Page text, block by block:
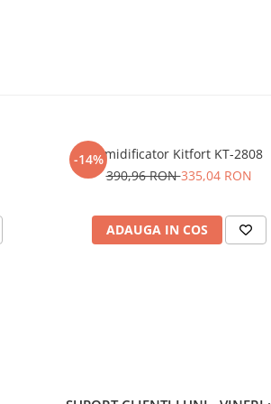
-14%Umidificator Kitfort KT-2808
390,96 RON335,04 RON
ADAUGA IN COS